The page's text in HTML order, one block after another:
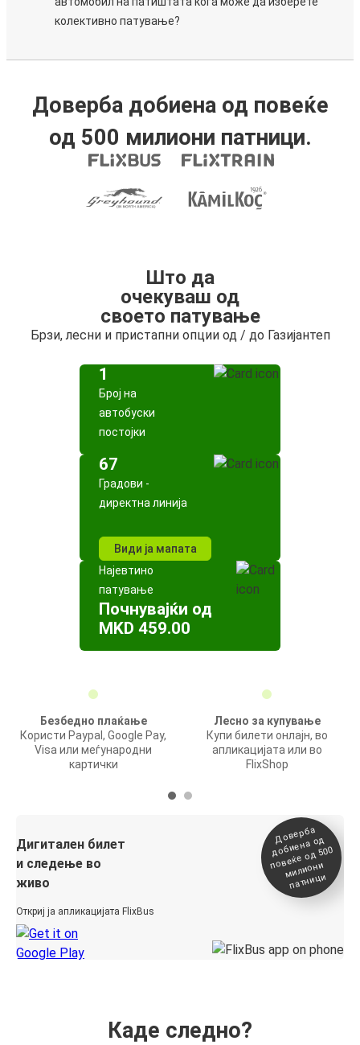
колективно патување?
Доверба добиена од повеќе
од 500 милиони патници.
Што да
очекуваш од
своето патување
Брзи, лесни и пристапни опции од / до Газијантеп
1
Број на
автобуски
постојки
67
Градови -
директна линија
Види ја мапата
Најевтино
патување
Почнувајќи од
MKD 459.00
Безбедно плаќање
Користи Paypal, Google Pay,
Visa или меѓународни
картички
Лесно за купување
Купи билети онлајн, во
апликацијата или во
FlixShop
Дигитален билет
и следење во
живо
Откриј ја апликацијата FlixBus
Доверба
добиена о
д
повеќе о
д 500
милиони
патници
Каде следно?